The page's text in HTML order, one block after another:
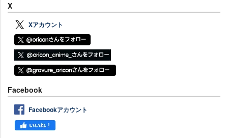
X
Xアカウント
Facebook
Facebookアカウント